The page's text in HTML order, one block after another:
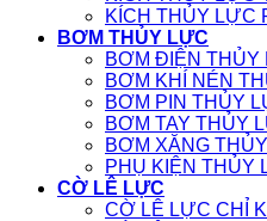
KÍCH THỦY LỰC
BƠM THỦY LỰC
BƠM ĐIỆN THỦY
BƠM KHÍ NÉN
BƠM PIN THỦY
BƠM TAY THỦY
BƠM XĂNG
PHỤ KIỆN THỦY
CỜ LÊ LỰC
CỜ LÊ LỰC CHỈ